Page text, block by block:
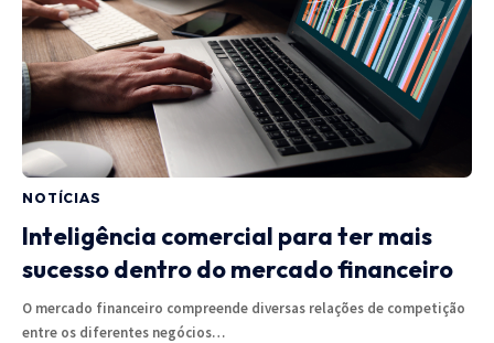
NOTÍCIAS
Inteligência comercial para ter mais
sucesso dentro do mercado financeiro
O mercado financeiro compreende diversas relações de competição
entre os diferentes negócios…